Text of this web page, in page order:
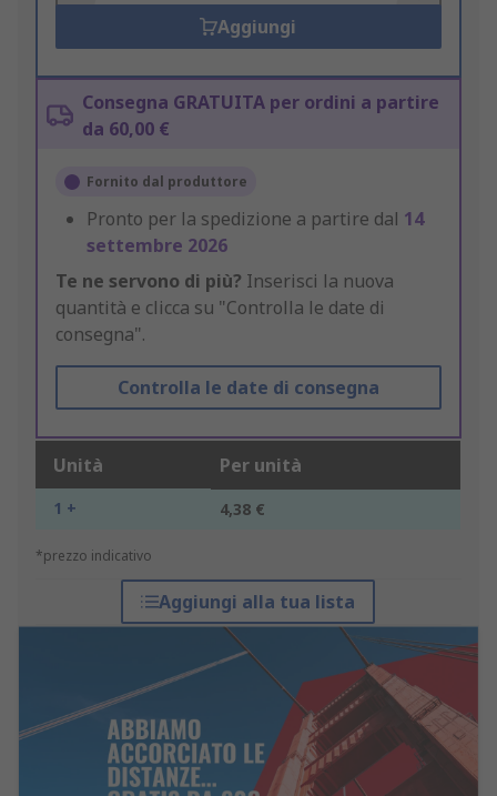
Aggiungi
Consegna GRATUITA per ordini a partire
da 60,00 €
Fornito dal produttore
Pronto per la spedizione a partire dal 14
settembre 2026
Te ne servono di più? Inserisci la nuova
quantità e clicca su "Controlla le date di
consegna".
Controlla le date di consegna
Unità Per unità
1 + 4,38 €
*prezzo indicativo
Aggiungi alla tua lista